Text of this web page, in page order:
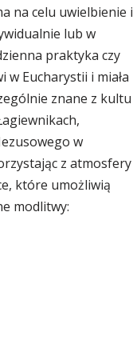
na celu uwielbienie i
lub w
praktyka czy
Eucharystii i miała
znane z kultu
w
z atmosfery
które umożliwią
modlitwy: